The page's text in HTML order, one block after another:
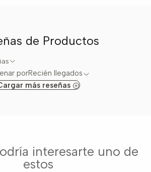
de Productos
porRecién llegados
más reseñas
interesarte uno de
estos